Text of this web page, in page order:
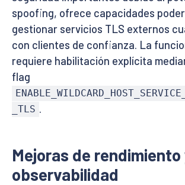
spoofing, ofrece capacidades
gestionar servicios TLS externos
con clientes de confianza. La
requiere habilitación explícita
flag
_TLS .
Mejoras de rendimiento
observabilidad